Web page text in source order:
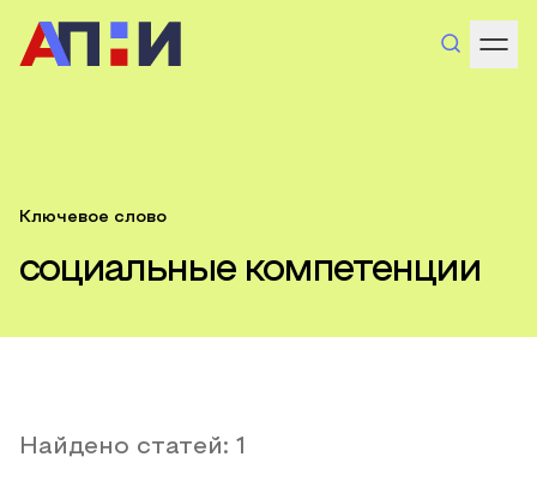
Ключевое слово
социальные компетенции
Найдено статей: 1